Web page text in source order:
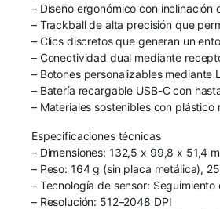
– Diseño ergonómico con
– Trackball de alta precisión que
– Clics discretos que generan un
– Conectividad dual mediante
– Botones personalizables
– Batería recargable USB-C con
– Materiales sostenibles con
Especificaciones técnicas
– Dimensiones: 132,5 x 99,8 x 51,4
– Peso: 164 g (sin placa metálica),
– Tecnología de sensor:
– Resolución: 512–2048 DPI